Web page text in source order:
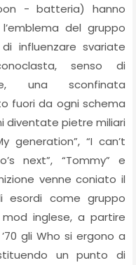
- batteria) hanno
del gruppo
influenzare svariate
senso di
una sconfinata
fuori da ogni schema
diventate pietre miliari
generation”, “I can’t
next”, “Tommy” e
venne coniato il
esordi come gruppo
inglese, a partire
gli Who si ergono a
un punto di